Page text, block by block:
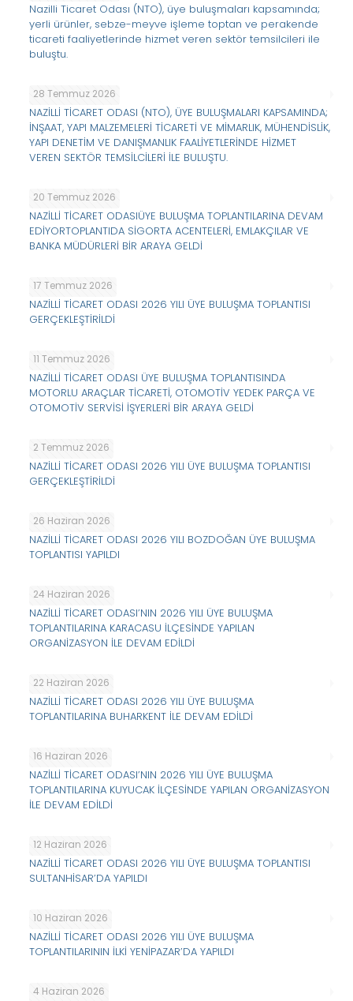
Nazilli Ticaret Odası (NTO), üye buluşmaları kapsamında;
yerli ürünler, sebze-meyve işleme toptan ve perakende
ticareti faaliyetlerinde hizmet veren sektör temsilcileri ile
buluştu.
28 Temmuz 2026
NAZİLLİ TİCARET ODASI (NTO), ÜYE BULUŞMALARI KAPSAMINDA;
İNŞAAT, YAPI MALZEMELERİ TİCARETİ VE MİMARLIK, MÜHENDİSLİK,
YAPI DENETİM VE DANIŞMANLIK FAALİYETLERİNDE HİZMET
VEREN SEKTÖR TEMSİLCİLERİ İLE BULUŞTU.
20 Temmuz 2026
NAZİLLİ TİCARET ODASIÜYE BULUŞMA TOPLANTILARINA DEVAM
EDİYORTOPLANTIDA SİGORTA ACENTELERİ, EMLAKÇILAR VE
BANKA MÜDÜRLERİ BİR ARAYA GELDİ
17 Temmuz 2026
NAZİLLİ TİCARET ODASI 2026 YILI ÜYE BULUŞMA TOPLANTISI
GERÇEKLEŞTİRİLDİ
11 Temmuz 2026
NAZİLLİ TİCARET ODASI ÜYE BULUŞMA TOPLANTISINDA
MOTORLU ARAÇLAR TİCARETİ, OTOMOTİV YEDEK PARÇA VE
OTOMOTİV SERVİSİ İŞYERLERİ BİR ARAYA GELDİ
2 Temmuz 2026
NAZİLLİ TİCARET ODASI 2026 YILI ÜYE BULUŞMA TOPLANTISI
GERÇEKLEŞTİRİLDİ
26 Haziran 2026
NAZİLLİ TİCARET ODASI 2026 YILI BOZDOĞAN ÜYE BULUŞMA
TOPLANTISI YAPILDI
24 Haziran 2026
NAZİLLİ TİCARET ODASI’NIN 2026 YILI ÜYE BULUŞMA
TOPLANTILARINA KARACASU İLÇESİNDE YAPILAN
ORGANİZASYON İLE DEVAM EDİLDİ
22 Haziran 2026
NAZİLLİ TİCARET ODASI 2026 YILI ÜYE BULUŞMA
TOPLANTILARINA BUHARKENT İLE DEVAM EDİLDİ
16 Haziran 2026
NAZİLLİ TİCARET ODASI’NIN 2026 YILI ÜYE BULUŞMA
TOPLANTILARINA KUYUCAK İLÇESİNDE YAPILAN ORGANİZASYON
İLE DEVAM EDİLDİ
12 Haziran 2026
NAZİLLİ TİCARET ODASI 2026 YILI ÜYE BULUŞMA TOPLANTISI
SULTANHİSAR’DA YAPILDI
10 Haziran 2026
NAZİLLİ TİCARET ODASI 2026 YILI ÜYE BULUŞMA
TOPLANTILARININ İLKİ YENİPAZAR’DA YAPILDI
4 Haziran 2026